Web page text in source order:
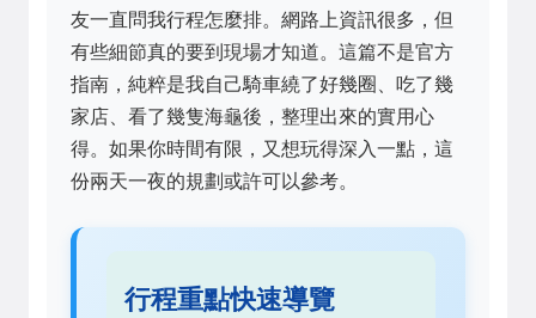
友一直問我行程怎麼排。網路上資訊很多，但
有些細節真的要到現場才知道。這篇不是官方
指南，純粹是我自己騎車繞了好幾圈、吃了幾
家店、看了幾隻海龜後，整理出來的實用心
得。如果你時間有限，又想玩得深入一點，這
份兩天一夜的規劃或許可以參考。
行程重點快速導覽